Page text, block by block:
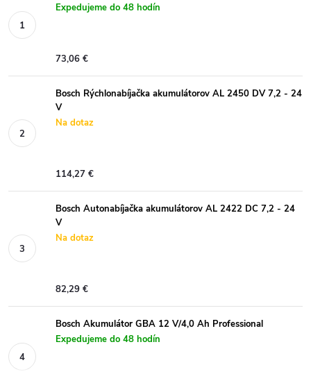
Expedujeme do 48 hodín
73,06 €
Bosch Rýchlonabíjačka akumulátorov AL 2450 DV 7,2 - 24
V
Na dotaz
114,27 €
Bosch Autonabíjačka akumulátorov AL 2422 DC 7,2 - 24
V
Na dotaz
82,29 €
Bosch Akumulátor GBA 12 V/4,0 Ah Professional
Expedujeme do 48 hodín